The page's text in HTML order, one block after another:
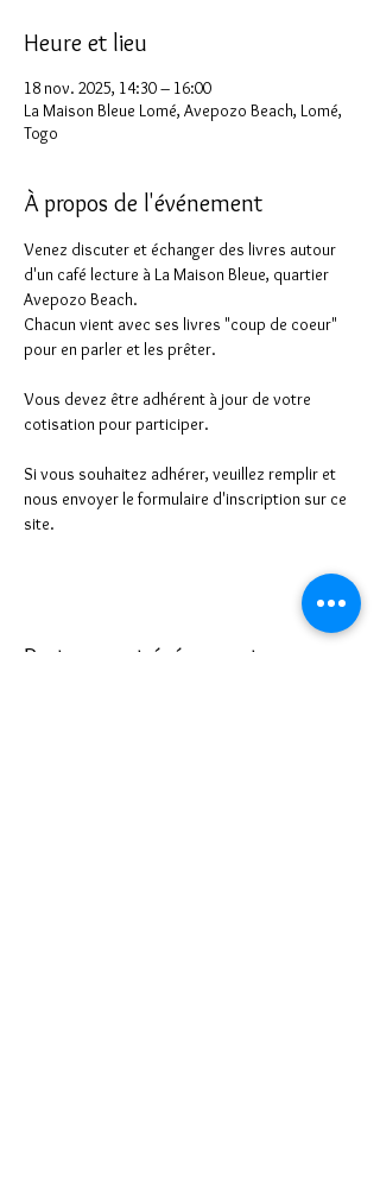
Heure et lieu
18 nov. 2025, 14:30 – 16:00
La Maison Bleue Lomé, Avepozo Beach, Lomé,
Togo
À propos de l'événement
Venez discuter et échanger des livres autour
d'un café lecture à La Maison Bleue, quartier
Avepozo Beach.
Chacun vient avec ses livres "coup de coeur"
pour en parler et les prêter.
Vous devez être adhérent à jour de votre
cotisation pour participer.
Si vous souhaitez adhérer, veuillez remplir et
nous envoyer le formulaire d'inscription sur ce
site.
Partager cet événement